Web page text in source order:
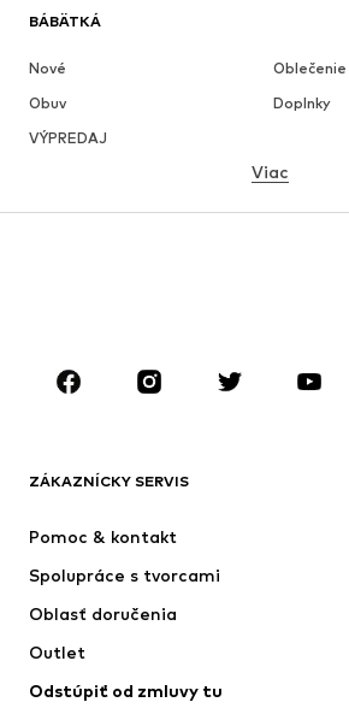
BÁBÄTKÁ
Nové
Oblečenie
Obuv
Doplnky
VÝPREDAJ
ZNAČKY
Nike Sportswear
ADIDAS PERFORMANCE
Viac
ZÁKAZNÍCKY SERVIS
Pomoc & kontakt
Spolupráce s tvorcami
Oblasť doručenia
Outlet
Odstúpiť od zmluvy tu